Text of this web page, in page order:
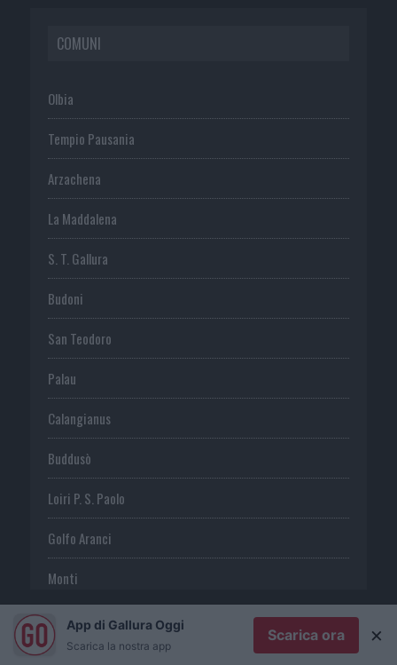
COMUNI
Olbia
Tempio Pausania
Arzachena
La Maddalena
S. T. Gallura
Budoni
San Teodoro
Palau
Calangianus
Buddusò
Loiri P. S. Paolo
Golfo Aranci
Monti
Telti
S. Antonio di G.
App di Gallura Oggi
Scarica la nostra app
Scarica ora ×